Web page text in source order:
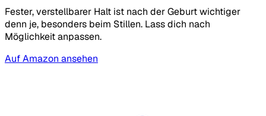
Fester, verstellbarer Halt ist nach der Geburt wichtiger
denn je, besonders beim Stillen. Lass dich nach
Möglichkeit anpassen.
Auf Amazon ansehen